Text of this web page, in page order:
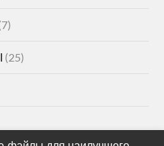
(25)